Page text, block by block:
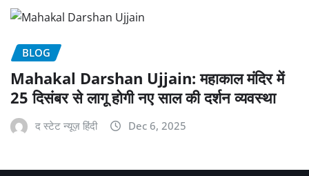
BLOG
Mahakal Darshan Ujjain: महाकाल मंदिर में
25 दिसंबर से लागू होगी नए साल की दर्शन व्यवस्था
द स्टेट न्यूज़ हिंदी Dec 6, 2025